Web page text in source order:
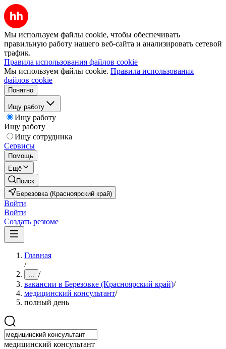
Мы используем файлы cookie, чтобы обеспечивать
правильную работу нашего веб-сайта и анализировать сетевой
трафик.
Правила использования файлов cookie
Мы используем файлы cookie. Правила использования
файлов cookie
Понятно
Ищу работу
Ищу работу
Ищу работу
Ищу сотрудника
Сервисы
Помощь
Ещё
Поиск
Березовка (Красноярский край)
Войти
Войти
Создать резюме
Главная
/
... /
вакансии в Березовке (Красноярский край)/
медицинский консультант/
полный день
медицинский консультант